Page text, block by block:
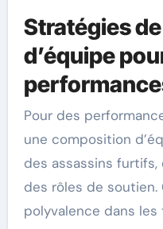
Stratégies
d’équipe
Pour des
une composition
des assassins
des rôles de soutien.
polyvalence dans